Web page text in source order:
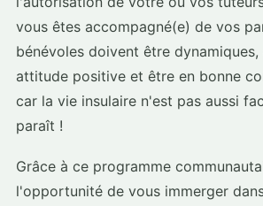
vous êtes accompagné(e) de vos
bénévoles doivent être dynamiques,
attitude positive et être en bonne
car la vie insulaire n'est pas aussi
paraît !
Grâce à ce programme
l'opportunité de vous immerger